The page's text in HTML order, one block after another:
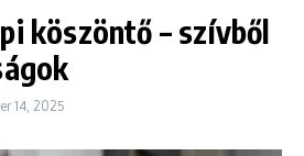
köszöntő – szívből
14, 2025